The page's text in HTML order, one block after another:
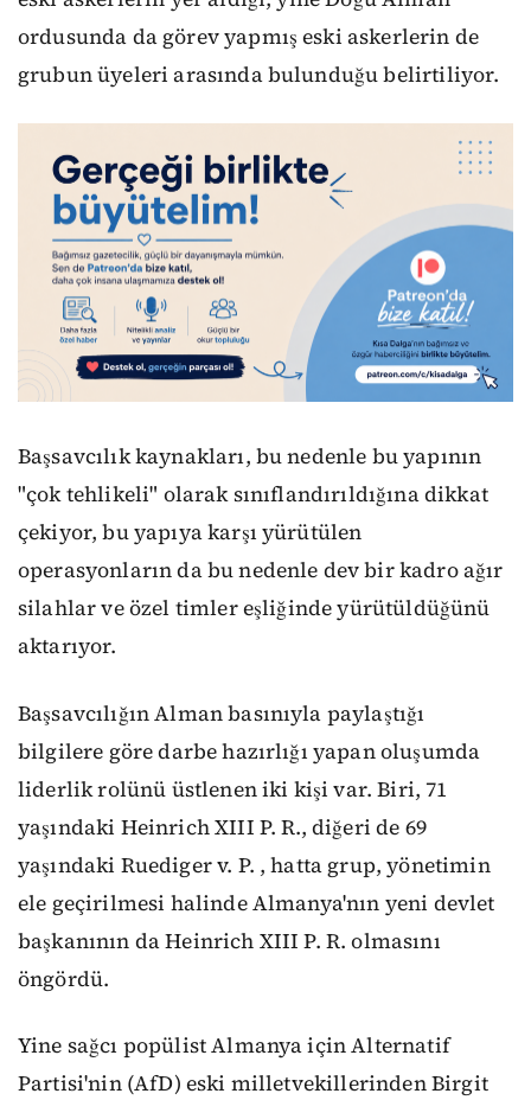
ordusunda da görev yapmış eski askerlerin de
grubun üyeleri arasında bulunduğu belirtiliyor.
Başsavcılık kaynakları, bu nedenle bu yapının
"çok tehlikeli" olarak sınıflandırıldığına dikkat
çekiyor, bu yapıya karşı yürütülen
operasyonların da bu nedenle dev bir kadro ağır
silahlar ve özel timler eşliğinde yürütüldüğünü
aktarıyor.
Başsavcılığın Alman basınıyla paylaştığı
bilgilere göre darbe hazırlığı yapan oluşumda
liderlik rolünü üstlenen iki kişi var. Biri, 71
yaşındaki Heinrich XIII P. R., diğeri de 69
yaşındaki Ruediger v. P. , hatta grup, yönetimin
ele geçirilmesi halinde Almanya'nın yeni devlet
başkanının da Heinrich XIII P. R. olmasını
öngördü.
Yine sağcı popülist Almanya için Alternatif
Partisi'nin (AfD) eski milletvekillerinden Birgit